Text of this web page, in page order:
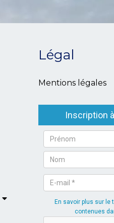
Légal
Mentions légales